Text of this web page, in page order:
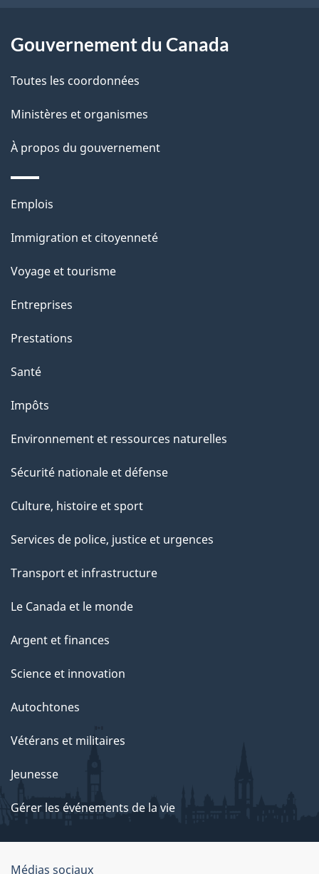
a
g
e
a
t
i
n
s
u
r
c
t
t
a
e
Gouvernement du Canada
Toutes les coordonnées
Ministères et organismes
À propos du gouvernement
Thèmes
sujets
Emplois
Immigration et citoyenneté
Voyage et tourisme
Entreprises
Prestations
Santé
Impôts
Environnement et ressources naturelles
Sécurité nationale et défense
Culture, histoire et sport
Services de police, justice et urgences
Transport et infrastructure
Le Canada et le monde
Argent et finances
Science et innovation
Autochtones
Vétérans et militaires
Jeunesse
Gérer les événements de la vie
Médias sociaux